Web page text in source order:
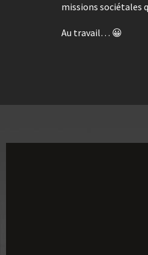
missions sociétales
Au travail… 😀